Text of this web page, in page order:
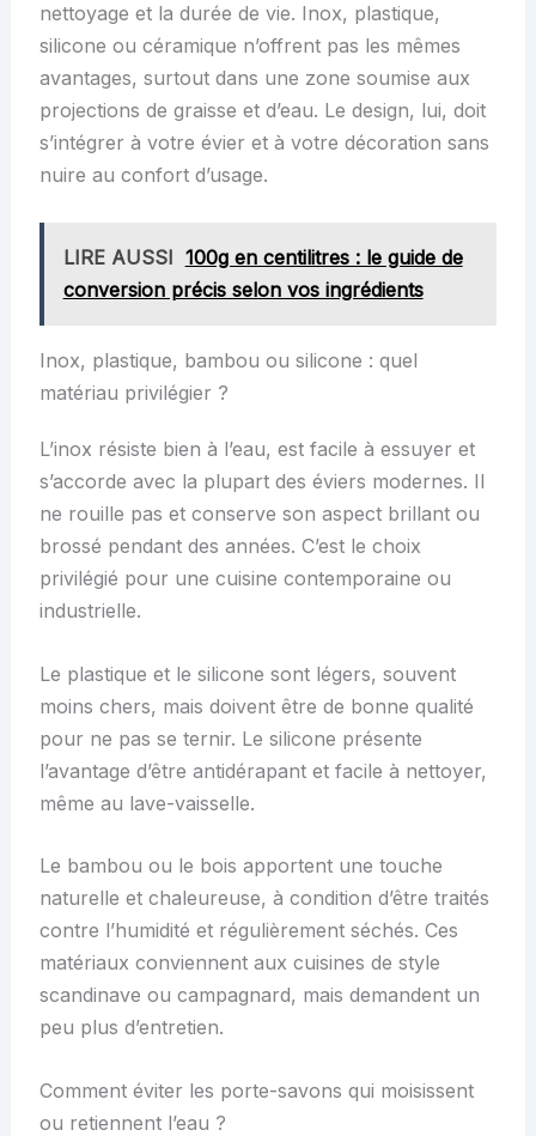
nettoyage et la durée de vie. Inox, plastique,
silicone ou céramique n’offrent pas les mêmes
avantages, surtout dans une zone soumise aux
projections de graisse et d’eau. Le design, lui, doit
s’intégrer à votre évier et à votre décoration sans
nuire au confort d’usage.
LIRE AUSSI 100g en centilitres : le guide de
conversion précis selon vos ingrédients
Inox, plastique, bambou ou silicone : quel
matériau privilégier ?
L’inox résiste bien à l’eau, est facile à essuyer et
s’accorde avec la plupart des éviers modernes. Il
ne rouille pas et conserve son aspect brillant ou
brossé pendant des années. C’est le choix
privilégié pour une cuisine contemporaine ou
industrielle.
Le plastique et le silicone sont légers, souvent
moins chers, mais doivent être de bonne qualité
pour ne pas se ternir. Le silicone présente
l’avantage d’être antidérapant et facile à nettoyer,
même au lave-vaisselle.
Le bambou ou le bois apportent une touche
naturelle et chaleureuse, à condition d’être traités
contre l’humidité et régulièrement séchés. Ces
matériaux conviennent aux cuisines de style
scandinave ou campagnard, mais demandent un
peu plus d’entretien.
Comment éviter les porte-savons qui moisissent
ou retiennent l’eau ?